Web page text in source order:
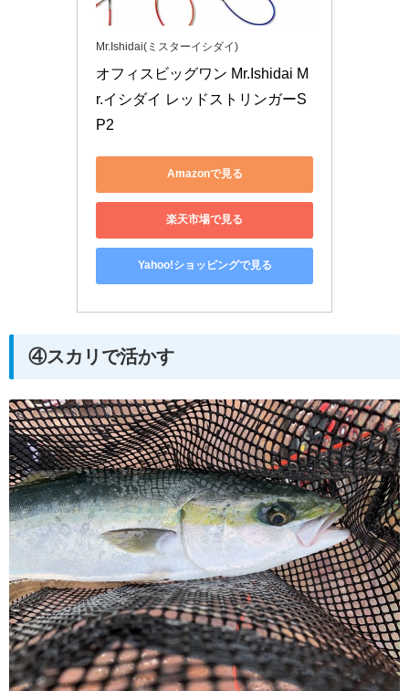
Mr.Ishidai(ミスターイシダイ)
オフィスビッグワン Mr.Ishidai M
r.イシダイ レッドストリンガーS
P2
Amazonで見る
楽天市場で見る
Yahoo!ショッピングで見る
④スカリで活かす